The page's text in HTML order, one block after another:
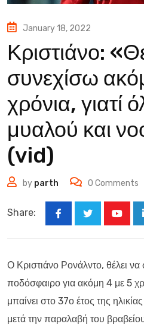
January 18, 2022
Κριστιάνο:
συνεχίσω
χρόνια, γιατί
μυαλού και
(vid)
by parth 0 Comments
Share:
Ο Κριστιάνο Ρονάλντο, θέλει να
ποδόσφαιρο για ακόμη 4 με 5
μπαίνει στο 37ο έτος της
μετά την παραλαβή του